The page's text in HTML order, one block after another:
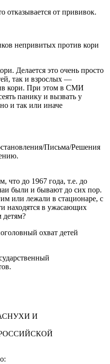
отказывается от прививок.
непривитых против кори
Делается это очень просто
так и взрослых —
кори. При этом в СМИ
панику и вызвать у
и так или иначе
Письма/Решения
что до 1967 года, т.е. до
были и бывают до сих пор.
или лежали в стационаре, с
находятся в ужасающих
детям?
охват детей
И
РОССИЙСКОЙ